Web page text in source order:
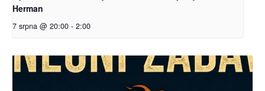
Herman
7 srpna @ 20:00 - 2:00